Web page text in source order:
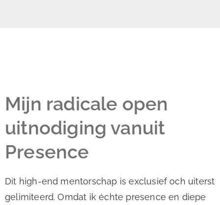
Mijn radicale open
uitnodiging vanuit
Presence
Dit high-end mentorschap is exclusief och uiterst
gelimiteerd. Omdat ik échte presence en diepe